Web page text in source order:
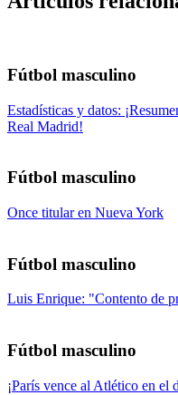
Fútbol masculino
Estadísticas y datos:
Real Madrid!
Fútbol masculino
Once titular en Nueva York
Fútbol masculino
Luis Enrique: "Contento de
Fútbol masculino
¡París vence al Atlético en